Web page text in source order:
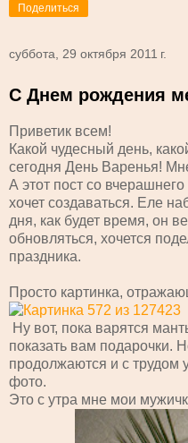
Поделиться
суббота, 29 октября 2011 г.
С Днем рождения
Приветик всем!
Какой чудесный день,
сегодня День Варенья!
А этот пост со
хочет создаваться. Еле
дня, как будет время, он
обновляться, хочется
праздника.
Просто картинка,
Ну вот, пока варятся
показать вам подарочки.
продолжаются и с трудом
фото.
Это с утра мне мои